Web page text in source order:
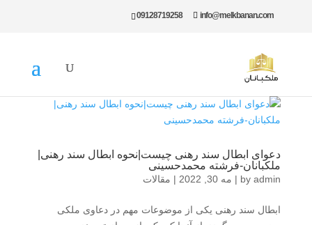
09128719258 info@melkbanan.com
دعوای ابطال سند رهنی چیست|نحوه ابطال سند رهنی|
ملکبانان-فرشته محمدحسینی
byadmin
| مه 30, 2022 | مقالات
ابطال سند رهنی یکی از موضوعات مهم در دعاوی ملکی